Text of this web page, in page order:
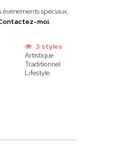
événements spéciaux,
moi.
3 styles
Artistique
Traditionnel
Lifestyle